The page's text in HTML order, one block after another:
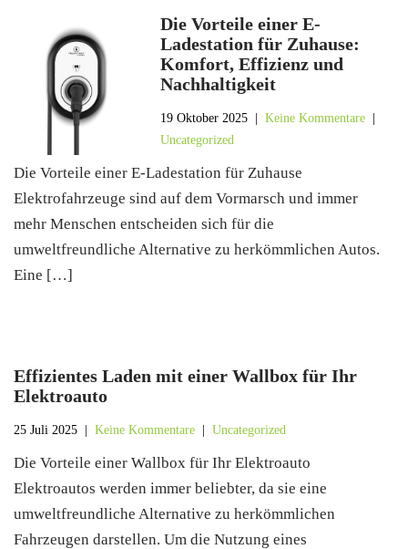
Die Vorteile einer E-
Ladestation für Zuhause:
Komfort, Effizienz und
Nachhaltigkeit
19 Oktober 2025 |Keine Kommentare
Uncategorized
Die Vorteile einer E-Ladestation für Zuhause
Elektrofahrzeuge sind auf dem Vormarsch und immer
mehr Menschen entscheiden sich für die
umweltfreundliche Alternative zu herkömmlichen Autos.
Eine […]
Effizientes Laden mit einer Wallbox für Ihr
Elektroauto
25 Juli 2025 Keine Kommentare Uncategorized
Die Vorteile einer Wallbox für Ihr Elektroauto
Elektroautos werden immer beliebter, da sie eine
umweltfreundliche Alternative zu herkömmlichen
Fahrzeugen darstellen. Um die Nutzung eines